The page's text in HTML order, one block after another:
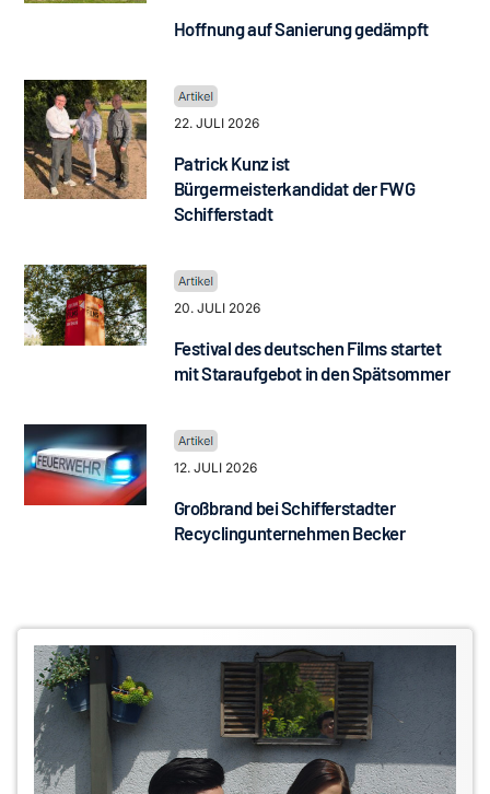
Hoffnung auf Sanierung gedämpft
22. JULI 2026
Patrick Kunz ist
Bürgermeisterkandidat der FWG
Schifferstadt
20. JULI 2026
Festival des deutschen Films startet
mit Staraufgebot in den Spätsommer
12. JULI 2026
Großbrand bei Schifferstadter
Recyclingunternehmen Becker